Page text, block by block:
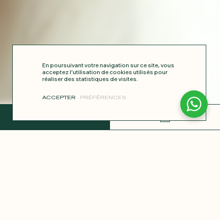
En poursuivant votre navigation sur ce site, vous
acceptez l’utilisation de cookies utilisés pour
réaliser des statistiques de visites.
ACCEPTER PRÉFÉRENCES